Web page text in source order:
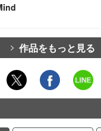
作品をもっと見る